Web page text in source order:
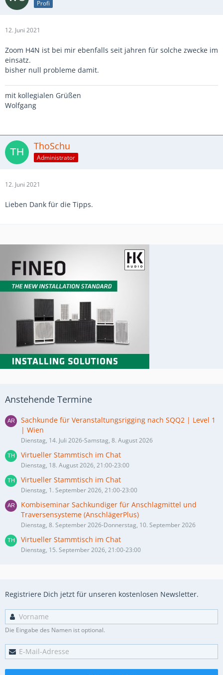
Profi
12. Juni 2021
Zoom H4N ist bei mir ebenfalls seit jahren für solche zwecke im
einsatz.
bisher null probleme damit.
mit kollegialen Grüßen
Wolfgang
ThoSchu
Administrator
12. Juni 2021
Lieben Dank für die Tipps.
Anstehende Termine
Sachkunde für Veranstaltungsrigging nach SQQ2 | Level 1
| Wien
Dienstag, 14. Juli 2026-Samstag, 8. August 2026
Virtueller Stammtisch im Chat
Dienstag, 18. August 2026, 21:00-23:00
Virtueller Stammtisch im Chat
Dienstag, 1. September 2026, 21:00-23:00
Kombiseminar Sachkundiger für Anschlagmittel und
Traversensysteme (AnschlägerPlus)
Dienstag, 8. September 2026-Donnerstag, 10. September 2026
Virtueller Stammtisch im Chat
Dienstag, 15. September 2026, 21:00-23:00
Registriere Dich jetzt für unseren kostenlosen Newsletter.
Die Eingabe des Namen ist optional.